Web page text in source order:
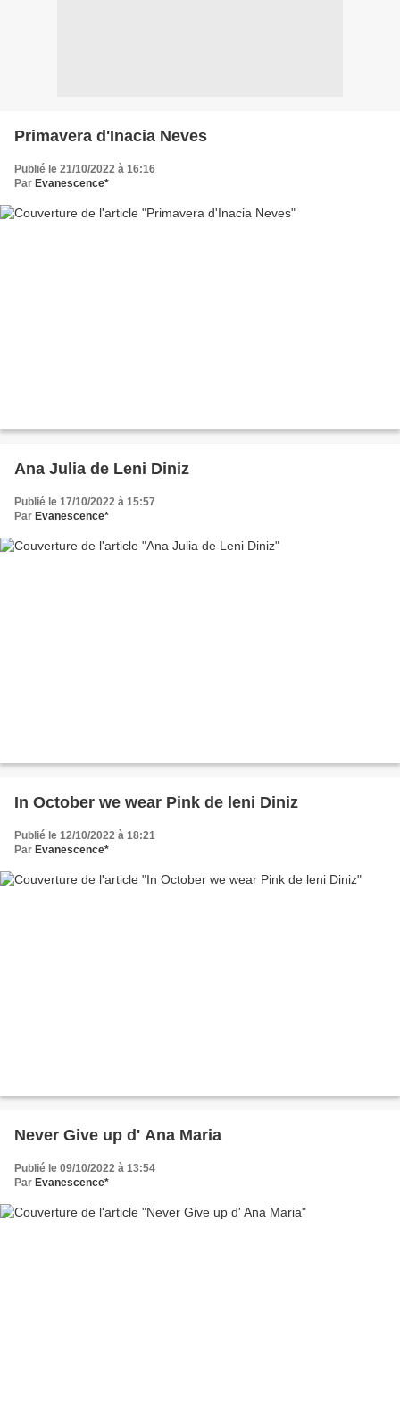
Primavera d'Inacia Neves
Publié le 21/10/2022 à 16:16
Par Evanescence*
Ana Julia de Leni Diniz
Publié le 17/10/2022 à 15:57
Par Evanescence*
In October we wear Pink de leni Diniz
Publié le 12/10/2022 à 18:21
Par Evanescence*
Never Give up d' Ana Maria
Publié le 09/10/2022 à 13:54
Par Evanescence*